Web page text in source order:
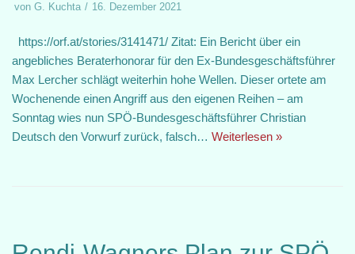
von G. Kuchta 16. Dezember 2021
https://orf.at/stories/3141471/ Zitat: Ein Bericht über ein
angebliches Beraterhonorar für den Ex-Bundesgeschäftsführer
Max Lercher schlägt weiterhin hohe Wellen. Dieser ortete am
Wochenende einen Angriff aus den eigenen Reihen – am
Sonntag wies nun SPÖ-Bundesgeschäftsführer Christian
Deutsch den Vorwurf zurück, falsch… Weiterlesen »